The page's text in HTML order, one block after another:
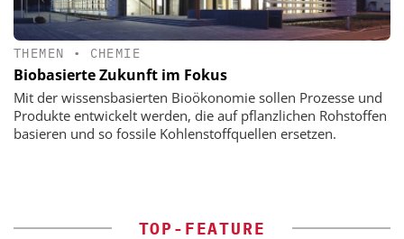
THEMEN • CHEMIE
Biobasierte Zukunft im Fokus
Mit der wissensbasierten Bioökonomie sollen Prozesse und
Produkte entwickelt werden, die auf pflanzlichen Rohstoffen
basieren und so fossile Kohlenstoffquellen ersetzen.
TOP-FEATURE